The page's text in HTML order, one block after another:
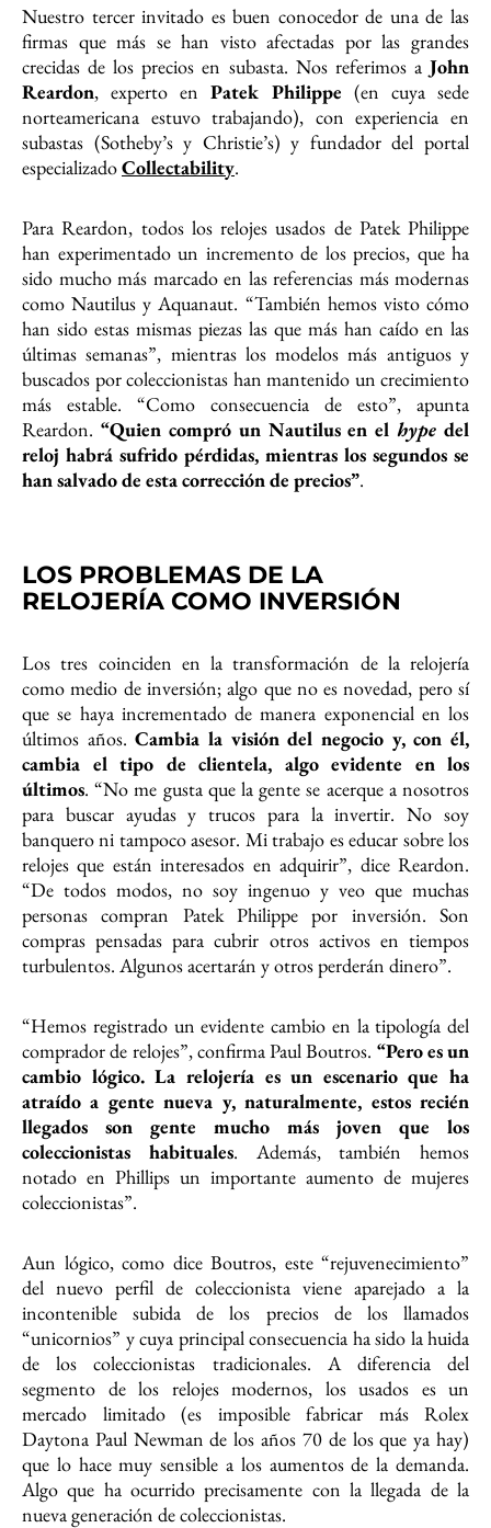
Nuestro tercer invitado es buen conocedor de una de las
firmas que más se han visto afectadas por las grandes
crecidas de los precios en subasta. Nos referimos a John
Reardon, experto enPatek Philippe (en cuya sede
norteamericana estuvo trabajando), con experiencia en
subastas (Sotheby’s y Christie’s) y fundador del portal
especializadoCollectability.
Para Reardon, todos los relojes usados de Patek Philippe
han experimentado un incremento de los precios, que ha
sido mucho más marcado en las referencias más modernas
como Nautilus y Aquanaut. “También hemos visto cómo
han sido estas mismas piezas las que más han caído en las
últimas semanas”, mientras los modelos más antiguos y
buscados por coleccionistas han mantenido un crecimiento
más estable. “Como consecuencia de esto”, apunta
Reardon. “Quien compró un Nautilus en elhype del
reloj habrá sufrido pérdidas, mientras los segundos se
han salvado de esta corrección de precios”.
LOS PROBLEMAS DE LA
RELOJERÍA COMO INVERSIÓN
Los tres coinciden en la transformación de la relojería
como medio de inversión; algo que no es novedad, pero sí
que se haya incrementado de manera exponencial en los
últimos años.Cambia la visión del negocio y, con él,
cambia el tipo de clientela, algo evidente en los
últimos. “No me gusta que la gente se acerque a nosotros
para buscar ayudas y trucos para la invertir. No soy
banquero ni tampoco asesor. Mi trabajo es educar sobre los
relojes que están interesados en adquirir”, dice Reardon.
“De todos modos, no soy ingenuo y veo que muchas
personas compran Patek Philippe por inversión. Son
compras pensadas para cubrir otros activos en tiempos
turbulentos. Algunos acertarán y otros perderán dinero”.
“Hemos registrado un evidente cambio en la tipología del
comprador de relojes”, confirma Paul Boutros. “Pero es un
cambio lógico. La relojería es un escenario que ha
atraído a gente nueva y, naturalmente, estos recién
llegados son gente mucho más joven que los
coleccionistas habituales. Además, también hemos
notado en Phillips un importante aumento de mujeres
coleccionistas”.
Aun lógico, como dice Boutros, este “rejuvenecimiento”
del nuevo perfil de coleccionista viene aparejado a la
incontenible subida de los precios de los llamados
“unicornios” y cuya principal consecuencia ha sido la huida
de los coleccionistas tradicionales. A diferencia del
segmento de los relojes modernos, los usados es un
mercado limitado (es imposible fabricar más Rolex
Daytona Paul Newman de los años 70 de los que ya hay)
que lo hace muy sensible a los aumentos de la demanda.
Algo que ha ocurrido precisamente con la llegada de la
nueva generación de coleccionistas.